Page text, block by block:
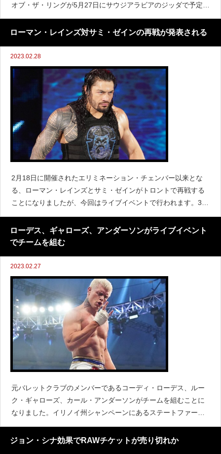
オブ・ザ・リングが5月27日にサウジアラビアのジッダで予定さ
れていると伝えています。WWEは2021年にキング・オブ・
ザ・リング・トーナメントを復活させ、そのと
ローマン・レインズ対サミ・ゼインの再戦が発表される
2023.02.28
2月18日に開催されたエリミネーション・チェンバー以来とな
る、ローマン・レインズとサミ・ゼインがトロントで再戦する
ことになりましたが、今回はライブイベントで行われます。3月
4日にトロントのコカコーラ・コロシアムで開催されるライブイ
ベントで、ローマン・レインズ対サミ・ゼインによるユニバー
サルチ
ローデス、ギャローズ、アンダーソンがライブイベント
でチームを組む
2023.02.27
元バレットクラブのメンバーであるコーディ・ローデス、ルー
ク・ギャローズ、カール・アンダーソンがチームを組むことに
なりました。イリノイ州シャンペーンにあるステートファーム
センターで開催されたライブイベントで、元バレットクラブメ
ンバー対ジャッジメント・デイ(フィン・ベイラー、ドミニク・
ジョン・シナ効果でRAWチケットが売り切れか